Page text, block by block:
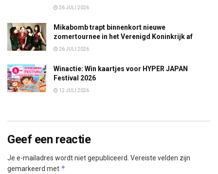
26 JULI 2026
Mikabomb trapt binnenkort nieuwe
zomertournee in het Verenigd Koninkrijk af
26 JULI 2026
Winactie: Win kaartjes voor HYPER JAPAN
Festival 2026
12 JULI 2026
Geef een reactie
Je e-mailadres wordt niet gepubliceerd. Vereiste velden zijn
gemarkeerd met *